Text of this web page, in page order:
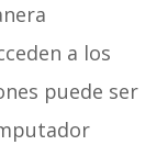
a los
puede ser